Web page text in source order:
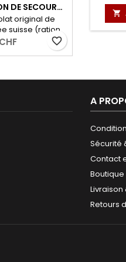
randonnées
en-cas
deux! Poids :
RATION DE SECOURS MILITAIRE - 2 X 96G
original de
suisse (ration
avec 53%
- 2 portions
favorite_border

A
Sécurité
Contact
Retours